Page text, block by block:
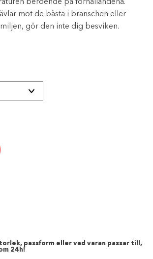
beroende på förhållandena.
mot de bästa i branschen eller
gör den inte dig besviken.
passform eller vad varan passar till,
24h!